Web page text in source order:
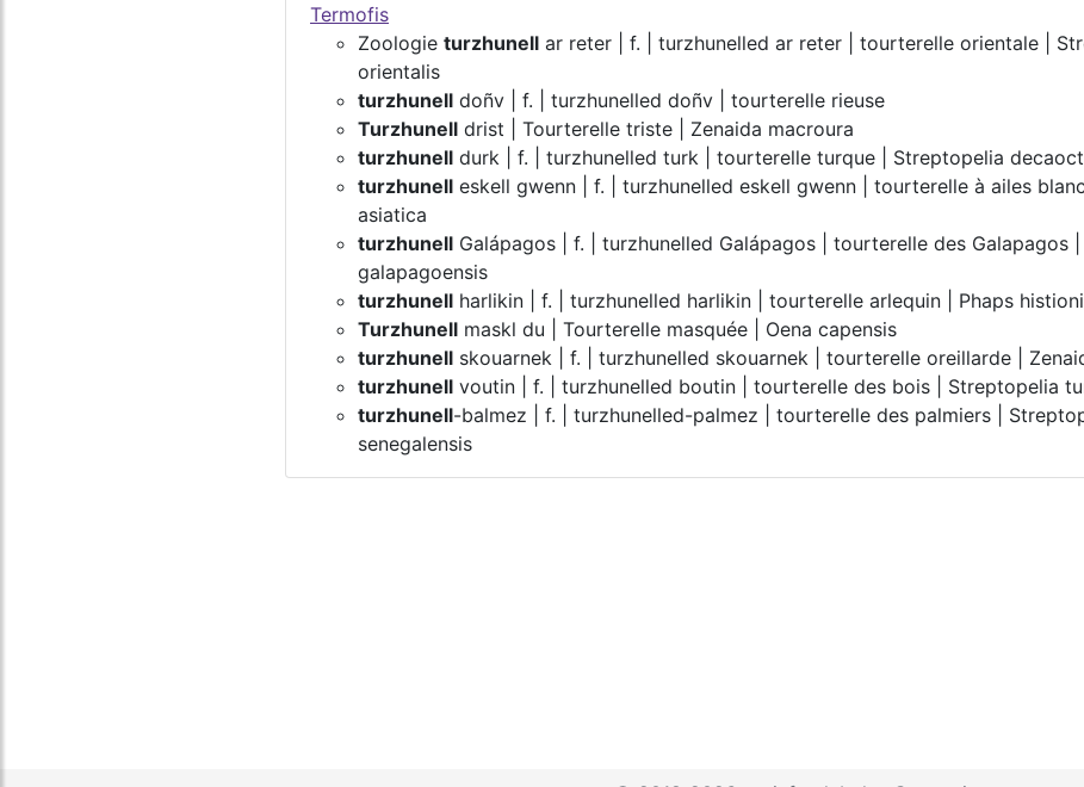
Termofis
Zoologie turzhunell ar reter | f. | turzhunelled ar reter | tourterelle orientale |
orientalis
turzhunell doñv | f. | turzhunelled doñv | tourterelle rieuse
Turzhunell drist | Tourterelle triste | Zenaida macroura
turzhunell durk | f. | turzhunelled turk | tourterelle turque | Streptopelia
turzhunell eskell gwenn | f. | turzhunelled eskell gwenn | tourterelle à ailes
asiatica
turzhunell Galápagos | f. | turzhunelled Galápagos | tourterelle des Galapagos |
galapagoensis
turzhunell harlikin | f. | turzhunelled harlikin | tourterelle arlequin | Phaps
Turzhunell maskl du | Tourterelle masquée | Oena capensis
turzhunell skouarnek | f. | turzhunelled skouarnek | tourterelle oreillarde |
turzhunell voutin | f. | turzhunelled boutin | tourterelle des bois | Streptopelia
turzhunell-balmez | f. | turzhunelled-palmez | tourterelle des palmiers |
senegalensis